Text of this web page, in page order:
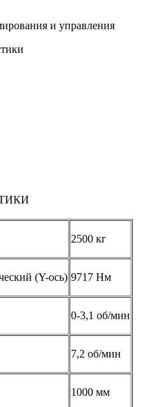
и управления
2500 кг
(Y-ось) 9717 Нм
0-3,1 об/мин
7,2 об/мин
1000 мм